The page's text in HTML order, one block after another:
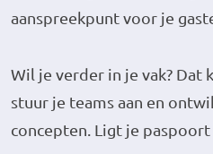
aanspreekpunt voor je
Wil je verder in je vak? Dat
stuur je teams aan en
concepten. Ligt je paspoort